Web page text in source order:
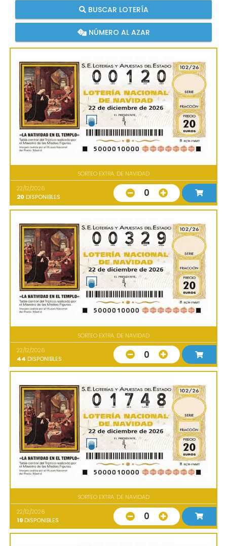
BUSCAR LOTERÍA
NÚMERO AL AZAR
SORTEO EXTRA. DE NAVIDAD
22/12/2026
20 DISPONIBLES 0
SORTEO EXTRA. DE NAVIDAD
22/12/2026
44 DISPONIBLES 0
SORTEO EXTRA. DE NAVIDAD
22/12/2026
19DISPONIBLES 0